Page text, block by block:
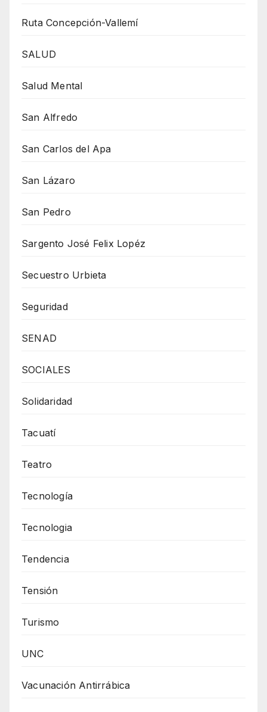
Ruta Concepción-Vallemí
SALUD
Salud Mental
San Alfredo
San Carlos del Apa
San Lázaro
San Pedro
Sargento José Felix Lopéz
Secuestro Urbieta
Seguridad
SENAD
SOCIALES
Solidaridad
Tacuatí
Teatro
Tecnología
Tecnologia
Tendencia
Tensión
Turismo
UNC
Vacunación Antirrábica